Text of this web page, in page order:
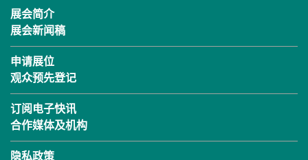
展会简介
展会新闻稿
申请展位
观众预先登记
订阅电子快讯
合作媒体及机构
隐私政策